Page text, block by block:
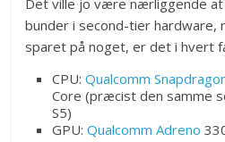
Det ville jo være nærliggende
bunder i second-tier hardware,
sparet på noget, er det i hvert
CPU:Qualcomm
Core (præcist den samme
S5)
GPU:Qualcomm Adreno